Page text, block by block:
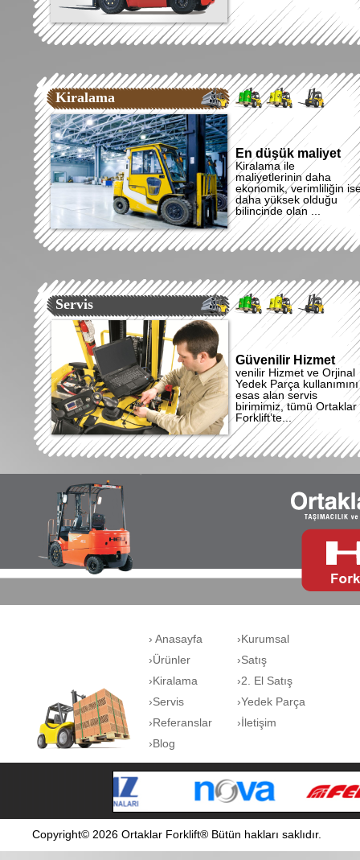
Kiralama
En düşük maliyet
Kiralama ile
maliyetlerinin daha
ekonomik, verimliliğin
daha yüksek olduğu
bilincinde olan ...
Servis
Güvenilir Hizmet
venilir Hizmet ve Orjinal
Yedek Parça kullanımını
esas alan servis
birimimiz, tümü Ortaklar
Forklift’te...
› Anasayfa
›Kurumsal
›Ürünler
›Satış
›Kiralama
›2. El Satış
›Servis
›Yedek Parça
›Referanslar
›İletişim
›Blog
Copyright© 2026 Ortaklar Forklift® Bütün hakları saklıdır.